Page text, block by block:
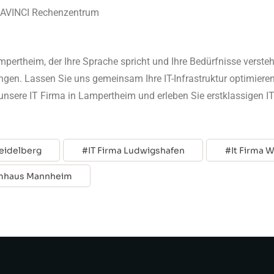
Rechenzentrum
der Ihre Sprache spricht und Ihre Bedürfnisse
Lassen Sie uns gemeinsam Ihre IT-Infrastruktur
IT Firma in Lampertheim und erleben Sie erstklassigen
IT Firma Ludwigshafen It Firma
Mannheim